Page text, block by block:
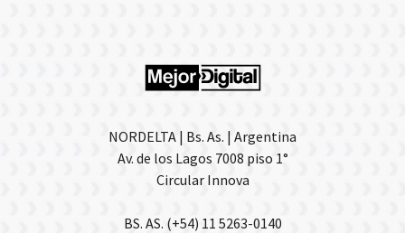
NORDELTA | Bs. As. | Argentina
Av. de los Lagos 7008 piso 1°
Circular Innova
BS. AS. (+54) 11 5263-0140